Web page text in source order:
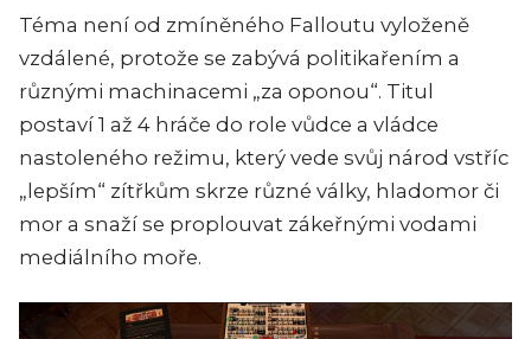
Téma není od zmíněného Falloutu vyloženě
vzdálené, protože se zabývá politikařením a
různými machinacemi „za oponou“. Titul
postaví 1 až 4 hráče do role vůdce a vládce
nastoleného režimu, který vede svůj národ vstříc
„lepším“ zítřkům skrze různé války, hladomor či
mor a snaží se proplouvat zákeřnými vodami
mediálního moře.